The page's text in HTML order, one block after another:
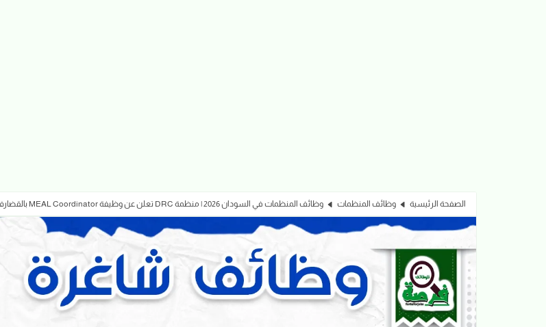
الصفحة الرئيسية وظائف المنظمات وظائف المنظمات في السودان 2026 | منظمة DRC تعلن عن وظيفة MEAL Coordinator بالقضارف